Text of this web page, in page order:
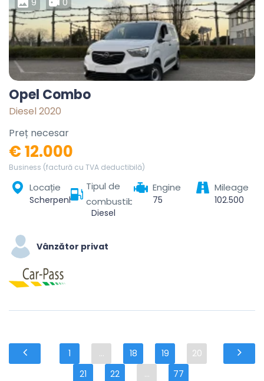
9 0
Opel Combo
Diesel 2020
Preț necesar
€ 12.000
Business (factură cu TVA deductibilă)
Locație
Scherpenheuvel, Scherpenheuvel-Zichem, Leuven, Vlaams-Brabant, Vlaanderen, 3270, België
Tipul de
combustibil
Diesel
Engine
75
Mileage
102.500
Vânzător privat
1 ... 18 19
20
21
22 ... 77